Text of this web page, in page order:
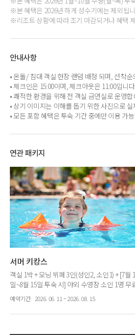
※본 혜택은 2026년 하게 성수기에는 제외됩
※리조트 상황에 따라 조기 마감되거나 혜택
안내사항
• 온돌/ 침대 객실 현장 랜덤 배정 되며, 선착
• 체크인은 15:00이며, 체크아웃은 11:00입니다.
• 쾌적한 환경을 위해 전 객실 금연실로 운영
• 상기 이미지는 이해를 돕기 위한 사진으로
• 모든 포함 혜택은 투숙 기간 중에만 이용 가
연관 패키지
서머 키캉스
객실 1박 + 모닝 뷔페 3인(성인2, 소인1) + [7월
일~8월 15일 투숙 시] 야외 수영장 소인 1명 무
제공 + 통합 바우처 1만원 + 가평 서머 컨텐츠
예약기간 2026. 06. 11 ~ 2026. 08. 15